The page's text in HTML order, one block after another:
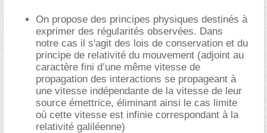
On propose des principes physiques destinés à
exprimer des régularités observées. Dans
notre cas il s'agit des lois de conservation et du
principe de relativité du mouvement (adjoint au
caractère fini d’une même vitesse de
propagation des interactions se propageant à
une vitesse indépendante de la vitesse de leur
source émettrice, éliminant ainsi le cas limite
où cette vitesse est infinie correspondant à la
relativité galiléenne)